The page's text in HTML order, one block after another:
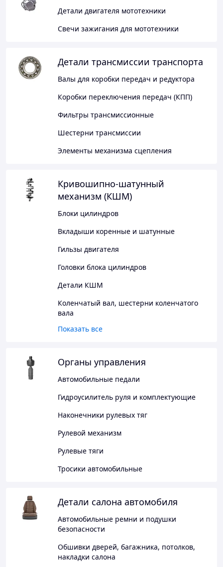
Детали двигателя мототехники
Свечи зажигания для мототехники
Детали трансмиссии транспорта
Валы для коробки передач и редуктора
Коробки переключения передач (КПП)
Фильтры трансмиссионные
Шестерни трансмиссии
Элементы механизма сцепления
Кривошипно-шатунный
механизм (КШМ)
Блоки цилиндров
Вкладыши коренные и шатунные
Гильзы двигателя
Головки блока цилиндров
Детали КШМ
Коленчатый вал, шестерни коленчатого
вала
Показать все
Органы управления
Автомобильные педали
Гидроусилитель руля и комплектующие
Наконечники рулевых тяг
Рулевой механизм
Рулевые тяги
Тросики автомобильные
Детали салона автомобиля
Автомобильные ремни и подушки
безопасности
Обшивки дверей, багажника, потолков,
накладки салона